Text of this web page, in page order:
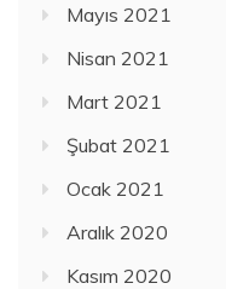
Mayıs 2021
Nisan 2021
Mart 2021
Şubat 2021
Ocak 2021
Aralık 2020
Kasım 2020